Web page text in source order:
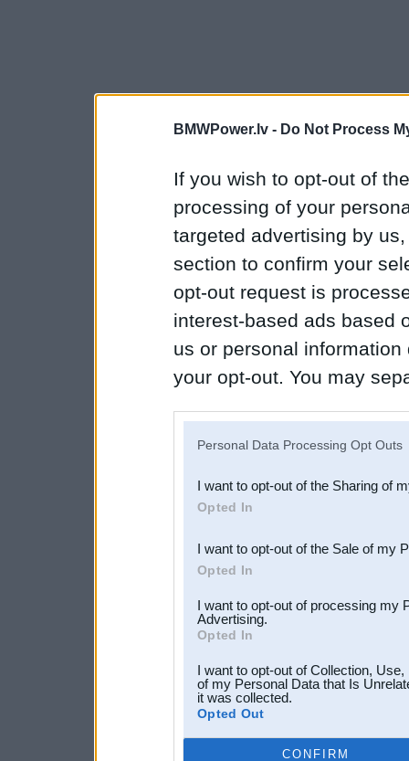
BMWPower.lv - Do Not Process
If you wish to opt-out of
processing of your
targeted advertising by
section to confirm your
opt-out request is
interest-based ads based
us or personal
your opt-out. You may
Downstream Participants
third parties.
Personal Data Processing Opt Outs
I want to opt-out of the Sharing of
Opted In
I want to opt-out of the Sale of my
Opted In
I want to opt-out of processing my
Advertising.
Opted In
I want to opt-out of Collection,
of my Personal Data that Is
it was collected.
Opted Out
CONFIRM